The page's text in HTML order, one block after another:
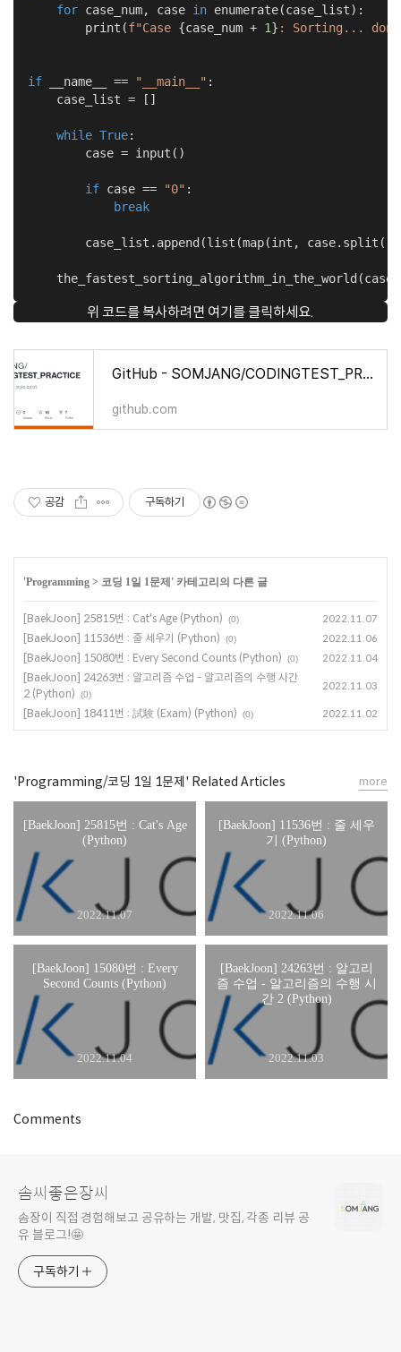
for case_num, case in enumerate(case_list):
        print(
f"Case {case_num + 1} : Sorting...
if __name__ == "__main__" :
    case_list = []
while True:
        case = input()
if case == "0" :
break
case_list.append(list(map(int,
위 코드를 복사하려면 여기를 클릭하세요.
GitHub - SOMJANG/CODINGTEST_PRACTICE: 1일 1문제 since 2020.02.07
github.com
공감 구독하기
'Programming > 코딩 1일 1문제 ' 카테고리의 다른 글
[BaekJoon] 25815번 : Cat's Age (Python) (0) 2022.11.07
[BaekJoon] 11536번 : 줄 세우기 (Python) (0) 2022.11.06
[BaekJoon] 15080번 : Every Second Counts (Python) (0) 2022.11.04
[BaekJoon] 24263번 : 알고리즘 수업 - 알고리즘의 수행 시간
2 (Python)
(0)
2022.11.03
[BaekJoon] 18411번 : 試験 (Exam) (Python) (0) 2022.11.02
'Programming/코딩 1일 1문제' Related Articles
[BaekJoon] 25815번 : Cat's Age
(Python)
2022.11.07
[BaekJoon] 11536번 : 줄 세우
기 (Python)
2022.11.06
[BaekJoon] 15080번 : Every
Second Counts (Python)
2022.11.04
[BaekJoon] 24263번 : 알고리
즘 수업 - 알고리즘의 수행 시
간 2 (Python)
2022.11.03
more
Comments
솜씨좋은장씨
솜장이 직접 경험해보고 공유하는 개발, 맛집, 각종 리뷰 공
유 블로그!🤩
구독하기